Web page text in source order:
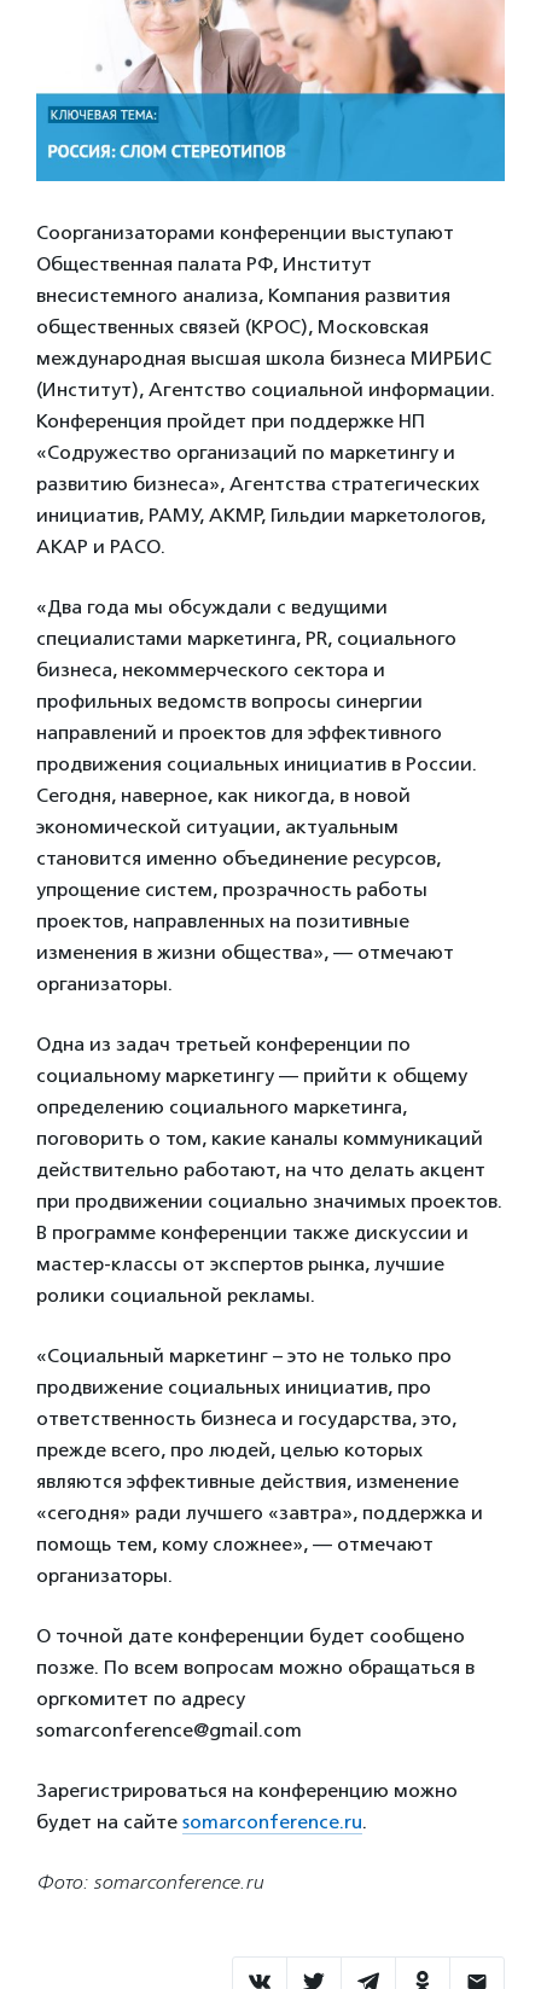
Соорганизаторами конференции выступают
Общественная палата РФ, Институт
внесистемного анализа, Компания развития
общественных связей (КРОС), Московская
международная высшая школа бизнеса МИРБИС
(Институт), Агентство социальной информации.
Конференция пройдет при поддержке НП
«Содружество организаций по маркетингу и
развитию бизнеса», Агентства стратегических
инициатив, РАМУ, АКМР, Гильдии маркетологов,
АКАР и РАСО.
«Два года мы обсуждали с ведущими
специалистами маркетинга, PR, социального
бизнеса, некоммерческого сектора и
профильных ведомств вопросы синергии
направлений и проектов для эффективного
продвижения социальных инициатив в России.
Сегодня, наверное, как никогда, в новой
экономической ситуации, актуальным
становится именно объединение ресурсов,
упрощение систем, прозрачность работы
проектов, направленных на позитивные
изменения в жизни общества», — отмечают
организаторы.
Одна из задач третьей конференции по
социальному маркетингу — прийти к общему
определению социального маркетинга,
поговорить о том, какие каналы коммуникаций
действительно работают, на что делать акцент
при продвижении социально значимых проектов.
В программе конференции также дискуссии и
мастер-классы от экспертов рынка, лучшие
ролики социальной рекламы.
«Социальный маркетинг – это не только про
продвижение социальных инициатив, про
ответственность бизнеса и государства, это,
прежде всего, про людей, целью которых
являются эффективные действия, изменение
«сегодня» ради лучшего «завтра», поддержка и
помощь тем, кому сложнее», — отмечают
организаторы.
О точной дате конференции будет сообщено
позже. По всем вопросам можно обращаться в
оргкомитет по адресу
somarconference@gmail.com
Зарегистрироваться на конференцию можно
будет на сайте somarconference.ru.
Фото: somarconference.ru